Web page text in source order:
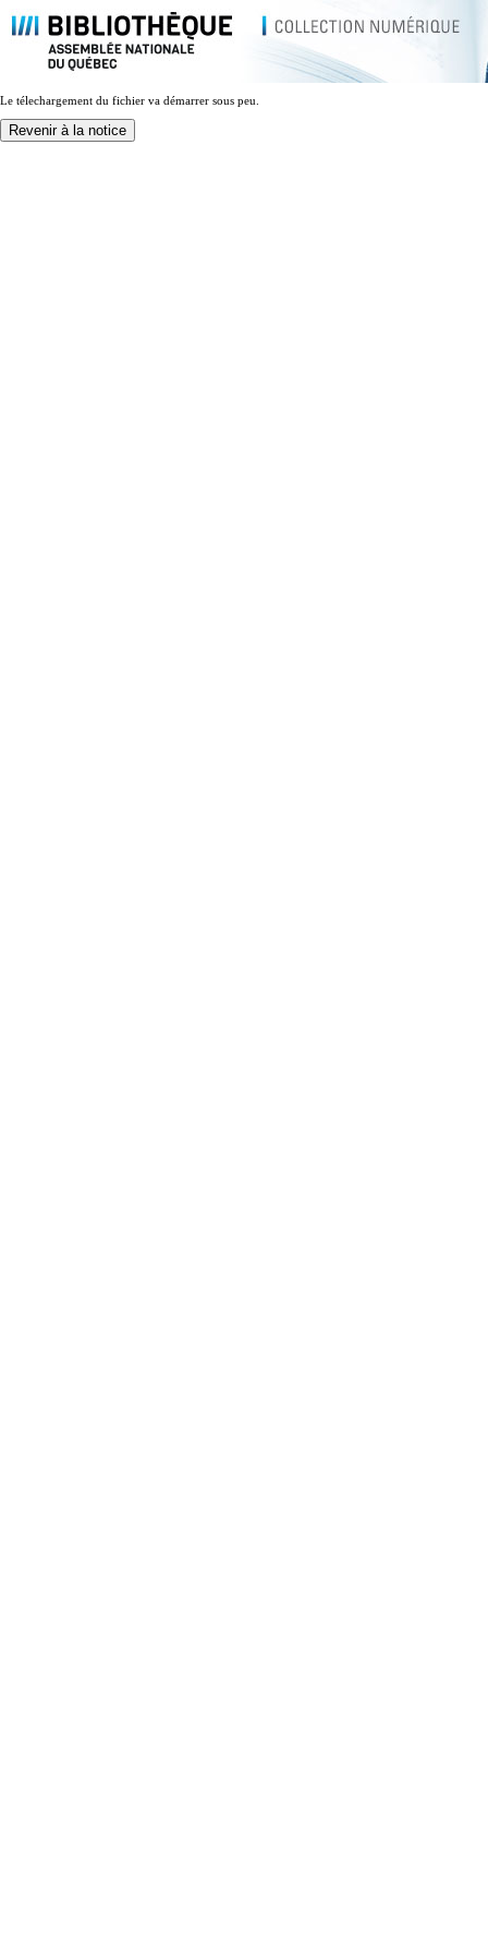
Le télechargement du fichier va démarrer sous peu.